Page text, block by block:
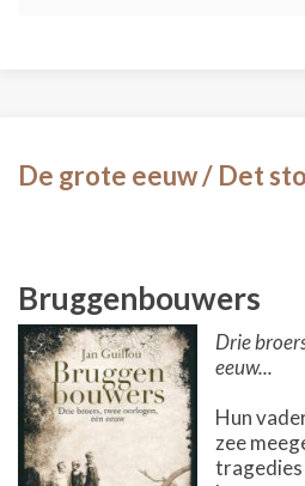
De grote eeuw / Det
Bruggenbouwers
Drie
eeuw...
Hun
zee
tragedies